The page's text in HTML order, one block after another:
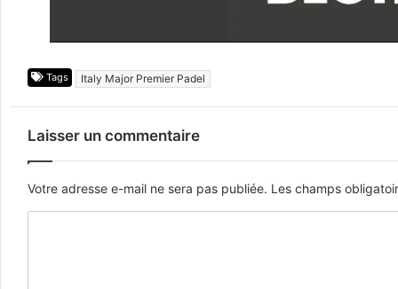
Tags Italy Major Premier Padel
Laisser un commentaire
Votre adresse e-mail ne sera pas publiée. Les champs